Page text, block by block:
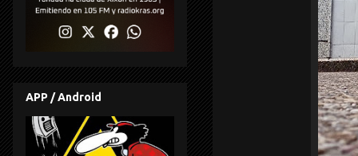
APP / Android